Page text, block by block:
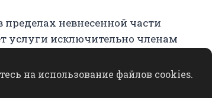
невнесенной части
услуги исключительно членам
на использование файлов cookies.